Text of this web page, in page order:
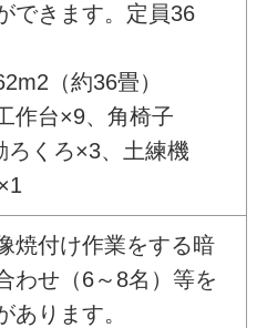
できます。定員36
（約36畳）
作台×9、角椅子
ろくろ×3、土練機
焼付け作業をする暗
わせ（6～8名）等を
あります。